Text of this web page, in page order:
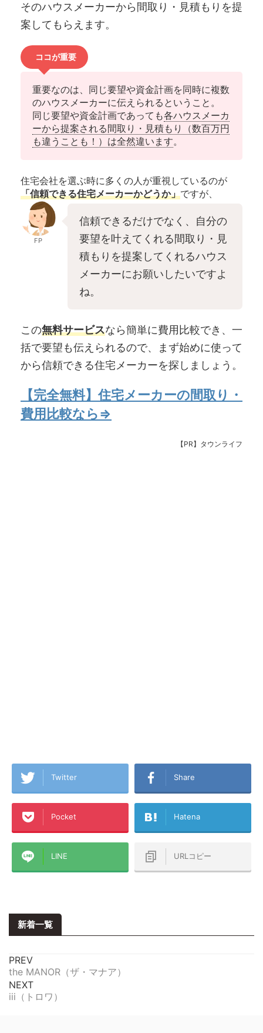
そのハウスメーカーから間取り・見積もりを提
案してもらえます。
ココが重要
重要なのは、同じ要望や資金計画を同時に複数
のハウスメーカーに伝えられるということ。
同じ要望や資金計画であっても各ハウスメーカ
ーから提案される間取り・見積もり（数百万円
も違うことも！）は全然違います。
住宅会社を選ぶ時に多くの人が重視しているのが
「信頼できる住宅メーカーかどうか」ですが、
FP
信頼できるだけでなく、自分の
要望を叶えてくれる間取り・見
積もりを提案してくれるハウス
メーカーにお願いしたいですよ
ね。
この無料サービスなら簡単に費用比較でき、一
括で要望も伝えられるので、まず始めに使って
から信頼できる住宅メーカーを探しましょう。
【完全無料】住宅メーカーの間取り・
費用比較なら⇒
【PR】タウンライフ
Twitter Share
Pocket Hatena
LINE URLコピー
新着一覧
PREV
the MANOR（ザ・マナア）
NEXT
iii（トロワ）